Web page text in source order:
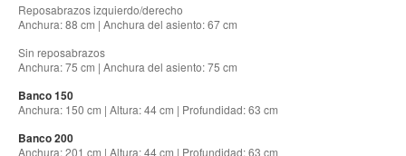
Reposabrazos izquierdo/derecho
Anchura: 88 cm | Anchura del asiento: 67 cm
Sin reposabrazos
Anchura: 75 cm | Anchura del asiento: 75 cm
Banco 150
Anchura: 150 cm | Altura: 44 cm | Profundidad: 63 cm
Banco 200
Anchura: 201 cm | Altura: 44 cm | Profundidad: 63 cm